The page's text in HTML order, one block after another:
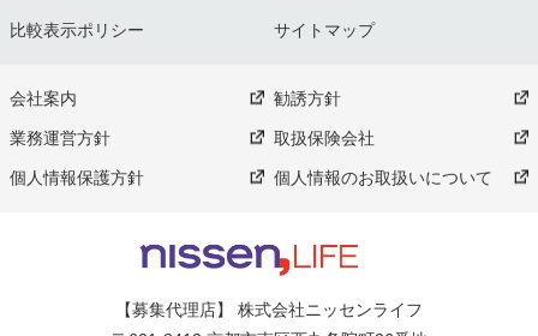
比較表示ポリシー サイトマップ
会社案内 勧誘方針
業務運営方針 取扱保険会社
個人情報保護方針 個人情報のお取扱いについて
【募集代理店】 株式会社ニッセンライフ